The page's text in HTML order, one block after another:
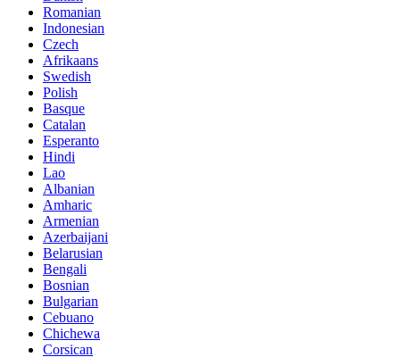
Romanian
Indonesian
Czech
Afrikaans
Swedish
Polish
Basque
Catalan
Esperanto
Hindi
Lao
Albanian
Amharic
Armenian
Azerbaijani
Belarusian
Bengali
Bosnian
Bulgarian
Cebuano
Chichewa
Corsican